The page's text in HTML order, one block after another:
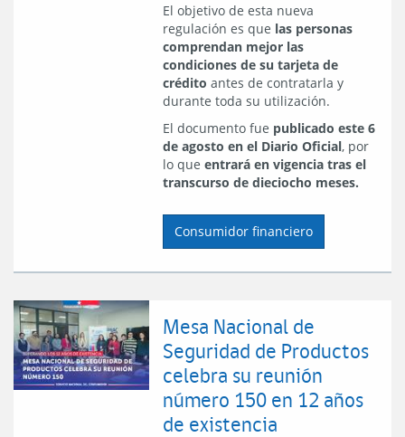
El objetivo de esta nueva
regulación es que las personas
comprendan mejor las
condiciones de su tarjeta de
crédito antes de contratarla y
durante toda su utilización.
El documento fue publicado este 6
de agosto en el Diario Oficial, por
lo que entrará en vigencia tras el
transcurso de dieciocho meses.
Consumidor financiero
Mesa Nacional de
Seguridad de Productos
celebra su reunión
número 150 en 12 años
de existencia